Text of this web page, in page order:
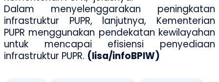
Dalam menyelenggarakan peningkatan
infrastruktur PUPR, lanjutnya, Kementerian
PUPR menggunakan pendekatan kewilayahan
untuk mencapai efisiensi penyediaan
infrastruktur PUPR. (lisa/infoBPIW)